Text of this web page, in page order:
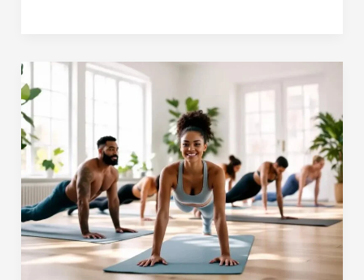
meilleures
pilates
gratuites